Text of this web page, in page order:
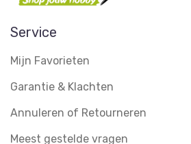
Service
Mijn Favorieten
Garantie & Klachten
Annuleren of Retourneren
Meest gestelde vragen